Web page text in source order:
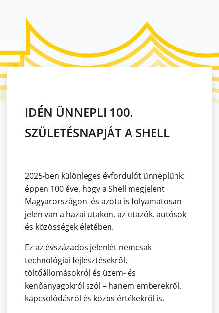
IDÉN ÜNNEPLI 100.
SZÜLETÉSNAPJÁT A SHELL
2025-ben különleges évfordulót ünneplünk:
éppen 100 éve, hogy a Shell megjelent
Magyarországon, és azóta is folyamatosan
jelen van a hazai utakon, az utazók, autósok
és közösségek életében.
Ez az évszázados jelenlét nemcsak
technológiai fejlesztésekről,
töltőállomásokról és üzem- és
kenőanyagokról szól – hanem emberekről,
kapcsolódásról és közös értékekről is.